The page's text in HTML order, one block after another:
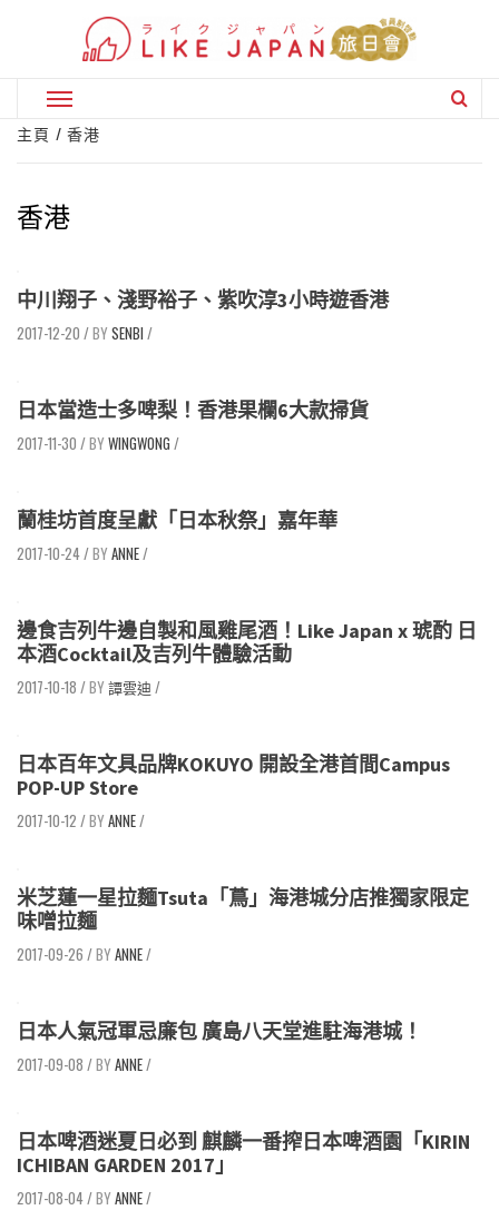
Primary
Menu
主頁 香港
香港
中川翔子、淺野裕子、紫吹淳3小時遊香港
2017-12-20 / SENBI /
日本當造士多啤梨！香港果欄6大款掃貨
2017-11-30 / WINGWONG /
蘭桂坊首度呈獻「日本秋祭」嘉年華
2017-10-24/ ANNE/
邊食吉列牛邊自製和風雞尾酒！Like Japan x 琥酌 日
本酒Cocktail及吉列牛體驗活動
2017-10-18 / 譚雲迪 /
日本百年文具品牌KOKUYO 開設全港首間Campus
POP-UP Store
2017-10-12 / ANNE/
米芝蓮一星拉麵Tsuta「蔦」海港城分店推獨家限定
味噌拉麵
2017-09-26 / ANNE/
日本人氣冠軍忌廉包 廣島八天堂進駐海港城！
2017-09-08 / ANNE/
日本啤酒迷夏日必到 麒麟一番搾日本啤酒園「KIRIN
ICHIBAN GARDEN 2017」
2017-08-04/ ANNE/